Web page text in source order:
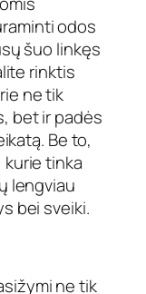
odos
šuo linkęs
rinktis
ne tik
bet ir padės
Be to,
tinka
lengviau
bei sveiki.
ne tik